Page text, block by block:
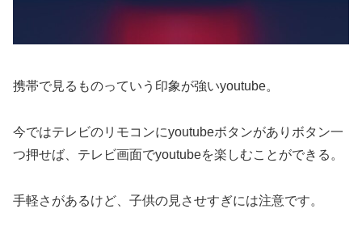
携帯で見るものっていう印象が強いyoutube。
今ではテレビのリモコンにyoutubeボタンがありボタン一
つ押せば、テレビ画面でyoutubeを楽しむことができる。
手軽さがあるけど、子供の見させすぎには注意です。